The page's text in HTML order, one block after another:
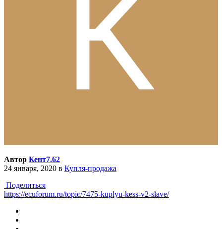
Автор Кент7.62
24 января, 2020 в Купля-продажа
Поделиться
https://ecuforum.ru/topic/7475-kuplyu-kess-v2-slave/